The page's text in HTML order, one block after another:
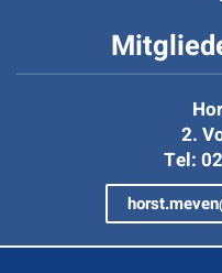
2.
Tel: